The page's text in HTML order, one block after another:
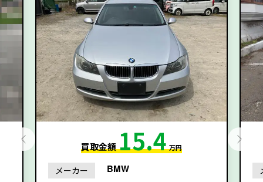
買取金額15.4 万円
メーカー BMW